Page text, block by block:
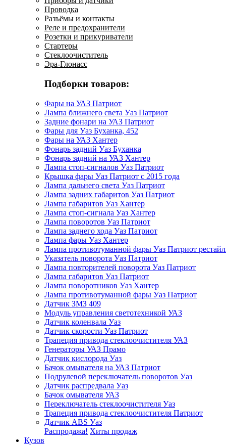
Проводка
Разъёмы и контакты
Реле и предохранители
Розетки и прикуриватели
Стартеры
Стеклоочиститель
Эра-Глонасс
Подборки товаров:
Фары на УАЗ Патриот
Лампа ближнего света Уаз Патриот
Задние фонари на УАЗ Патриот
Фары для Уаз Буханка, 452
Фары на УАЗ Хантер
Фонарь задний Уаз Буханка
Фонарь задний на УАЗ Хантер
Лампа стоп-сигналов Уаз Патриот
Крышка фары Уаз Патриот с 2015 года
Лампа дальнего света Уаз Патриот
Лампа задних габаритов Уаз Патриот
Лампа габаритов Уаз Хантер
Лампа стоп-сигнала Уаз Хантер
Лампа поворотов Уаз Патриот
Лампа заднего хода Уаз Патриот
Лампа фары Уаз Хантер
Лампа противотуманной фары Уаз Патриот
Указатель поворота Уаз Патриот
Лампа повторителей поворота Уаз Патриот
Лампа габаритов Уаз Патриот
Лампа поворотников Уаз Хантер
Лампа противотуманной фары Уаз Патриот
Датчик ЗМЗ 409
Модуль управления светотехникой УАЗ
Датчик коленвала Уаз
Датчик скорости Уаз Патриот
Трапеция привода стеклоочистителя УАЗ
Генераторы УАЗ Прамо
Датчик кислорода Уаз
Бачок омывателя на УАЗ Патриот
Подрулевой переключатель поворотов Уаз
Датчик распредвала Уаз
Бачок омывателя УАЗ
Переключатель стеклоочистителя Уаз
Трапеция привода стеклоочистителя Патриот
Датчик ABS Уаз
Распродажа! Хиты продаж
Кузов